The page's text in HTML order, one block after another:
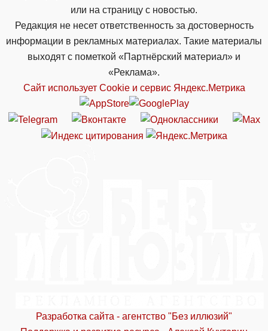
или на страницу с новостью.
Редакция не несет ответственность за достоверность
информации в рекламных материалах. Такие материалы
выходят с пометкой «Партнёрский материал» и
«Реклама».
Сайт использует Cookie и сервиc Яндекс.Метрика
Разработка сайта - агентство "Без иллюзий"